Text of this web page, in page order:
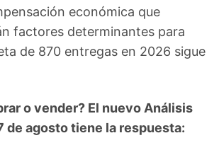
económica que
factores determinantes para
de 870 entregas en 2026 sigue
o vender? El nuevo Análisis
de agosto tiene la respuesta: